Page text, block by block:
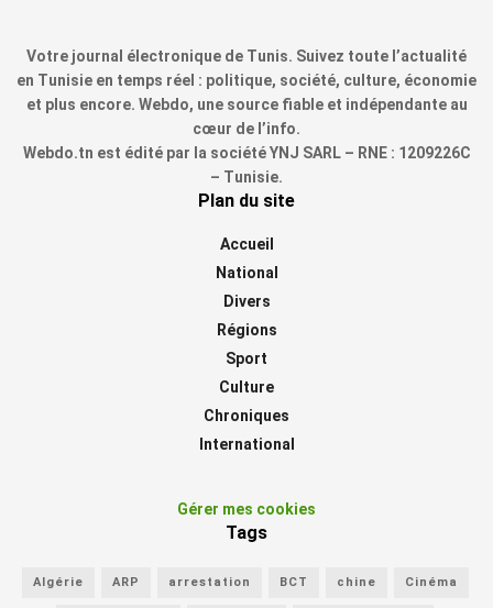
Votre journal électronique de Tunis. Suivez toute l’actualité
en Tunisie en temps réel : politique, société, culture, économie
et plus encore. Webdo, une source fiable et indépendante au
cœur de l’info.
Webdo.tn est édité par la société YNJ SARL – RNE : 1209226C
– Tunisie.
Plan du site
Accueil
National
Divers
Régions
Sport
Culture
Chroniques
International
Gérer mes cookies
Tags
Algérie ARP arrestation BCT chine Cinéma